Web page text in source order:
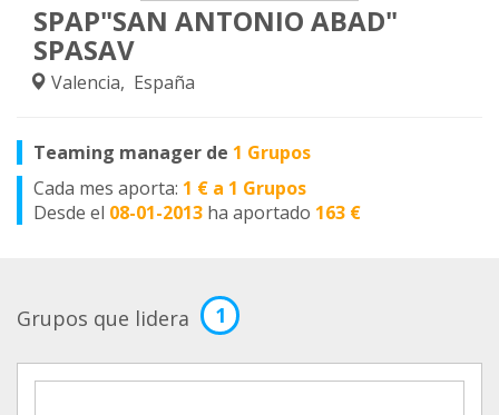
SPAP"SAN ANTONIO ABAD"
SPASAV
Valencia, España
Teaming manager de 1 Grupos
Cada mes aporta: 1 € a 1 Grupos
Desde el 08-01-2013 ha aportado 163 €
Grupos que lidera 1